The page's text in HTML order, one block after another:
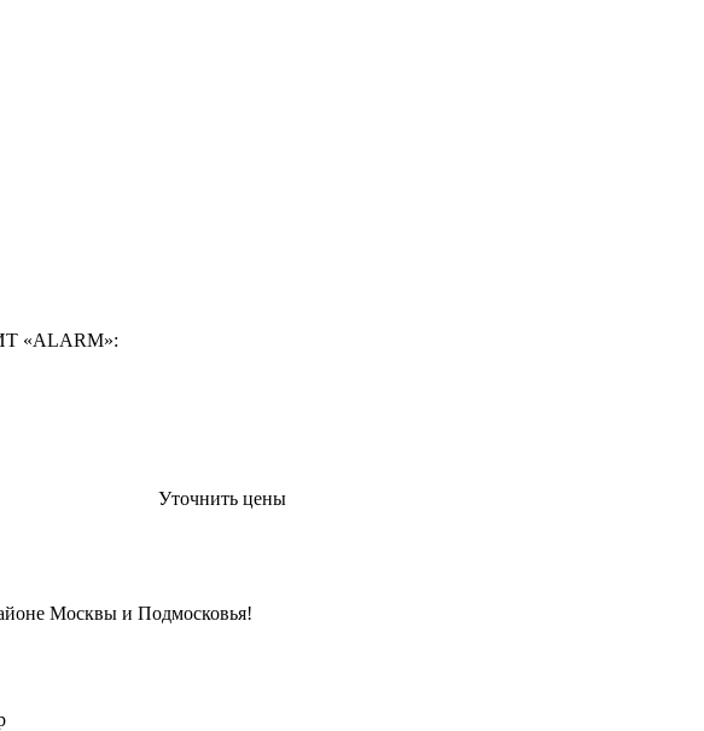
«ALARM»:
Уточнить цены
Москвы и Подмосковья!